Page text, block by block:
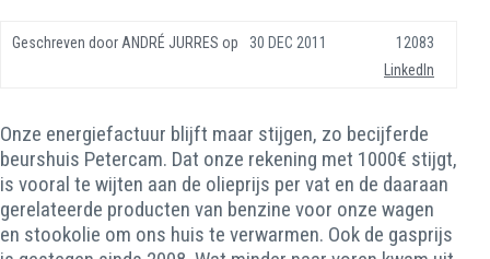
Geschreven door ANDRÉ JURRES op 30 DEC 2011
12083
LinkedIn
Onze energiefactuur blijft maar stijgen, zo becijferde
beurshuis Petercam. Dat onze rekening met 1000€ stijgt,
is vooral te wijten aan de olieprijs per vat en de daaraan
gerelateerde producten van benzine voor onze wagen
en stookolie om ons huis te verwarmen. Ook de gasprijs